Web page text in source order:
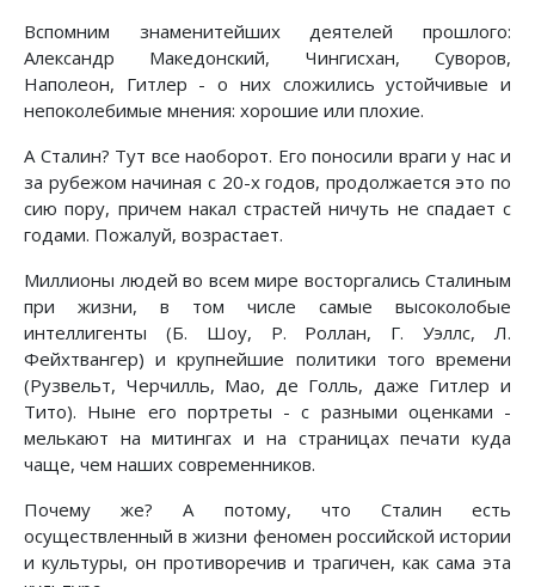
Вспомним знаменитейших деятелей прошлого:
Александр Македонский, Чингисхан, Суворов,
Наполеон, Гитлер - о них сложились устойчивые и
непоколебимые мнения: хорошие или плохие.
А Сталин? Тут все наоборот. Его поносили враги у нас и
за рубежом начиная с 20-х годов, продолжается это по
сию пору, причем накал страстей ничуть не спадает с
годами. Пожалуй, возрастает.
Миллионы людей во всем мире восторгались Сталиным
при жизни, в том числе самые высоколобые
интеллигенты (Б. Шоу, Р. Роллан, Г. Уэллс, Л.
Фейхтвангер) и крупнейшие политики того времени
(Рузвельт, Черчилль, Мао, де Голль, даже Гитлер и
Тито). Ныне его портреты - с разными оценками -
мелькают на митингах и на страницах печати куда
чаще, чем наших современников.
Почему же? А потому, что Сталин есть
осуществленный в жизни феномен российской истории
и культуры, он противоречив и трагичен, как сама эта